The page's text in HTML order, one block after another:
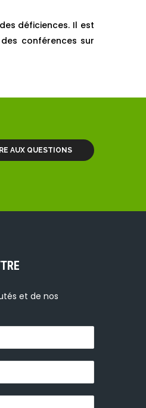
déficiences. Il est
conférences sur
AUX QUESTIONS
et de nos